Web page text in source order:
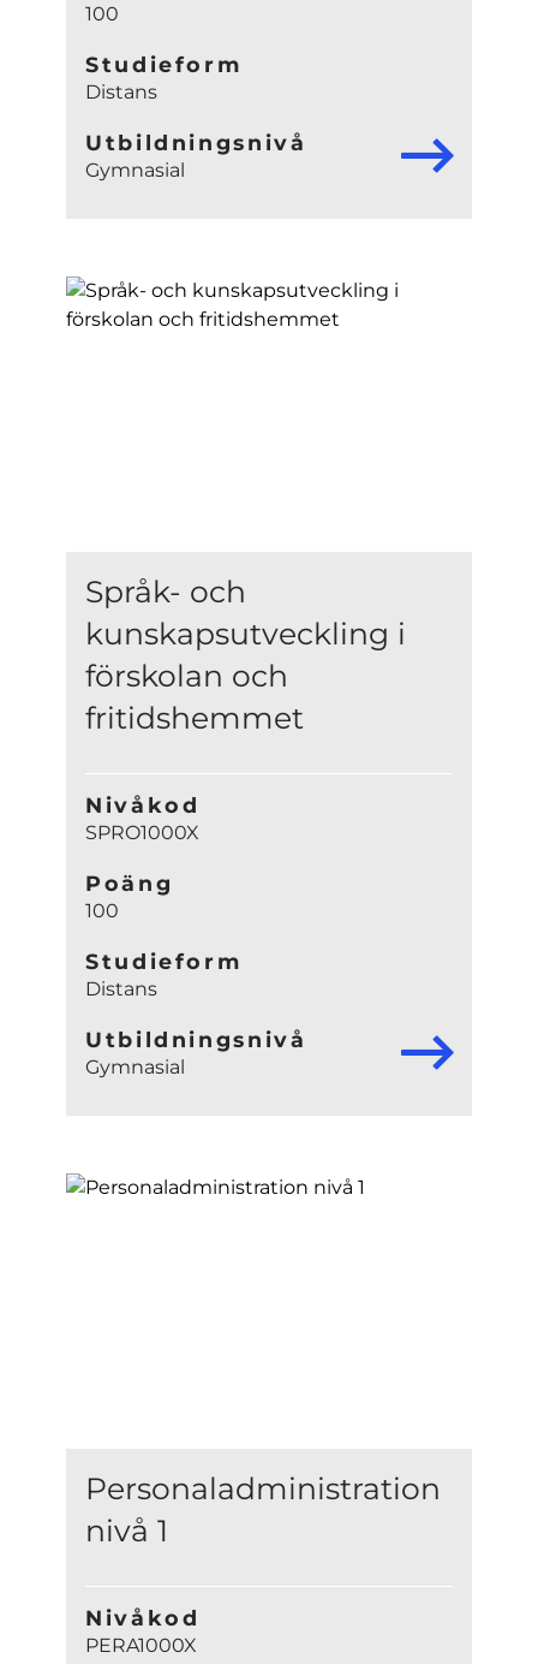
100
Studieform
Distans
Utbildningsnivå
Gymnasial
Språk- och
kunskapsutveckling i
förskolan och
fritidshemmet
Nivåkod
SPRO1000X
Poäng
100
Studieform
Distans
Utbildningsnivå
Gymnasial
Personaladministration
nivå 1
Nivåkod
PERA1000X